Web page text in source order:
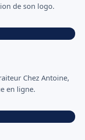
de son logo.
Chez Antoine,
en ligne.